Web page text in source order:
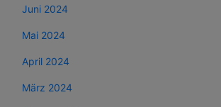
Juni 2024
Mai 2024
April 2024
März 2024